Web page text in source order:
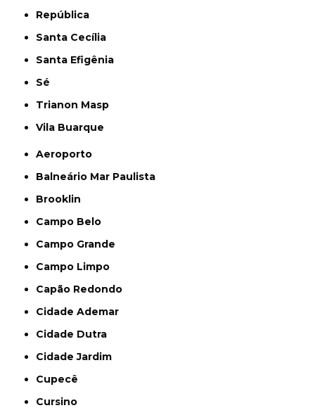
República
Santa Cecília
Santa Efigênia
Sé
Trianon Masp
Vila Buarque
Aeroporto
Balneário Mar Paulista
Brooklin
Campo Belo
Campo Grande
Campo Limpo
Capão Redondo
Cidade Ademar
Cidade Dutra
Cidade Jardim
Cupecê
Cursino